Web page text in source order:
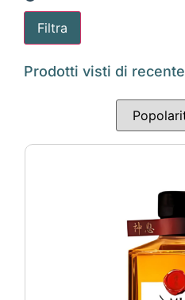
Filtra
Prodotti visti di recente